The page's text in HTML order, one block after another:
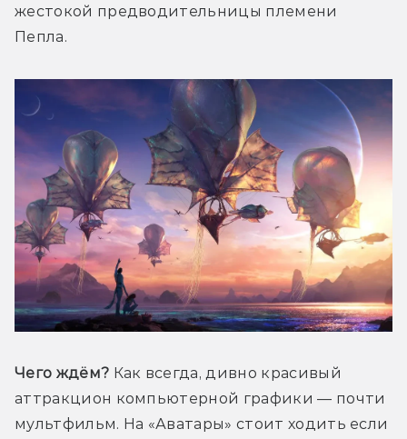
жестокой предводительницы племени
Пепла.
Чего ждём? Как всегда, дивно красивый
аттракцион компьютерной графики — почти
мультфильм. На «Аватары» стоит ходить если